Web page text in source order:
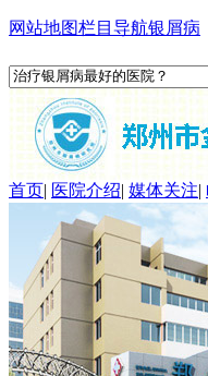
网站地图栏目导航银屑病
首页| 医院介绍| 媒体关注|